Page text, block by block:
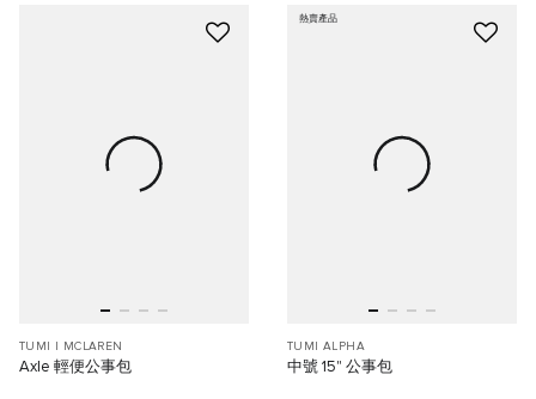
TUMI I MCLAREN
Axle 輕便公事包
熱賣產品
TUMI ALPHA
中號 15" 公事包